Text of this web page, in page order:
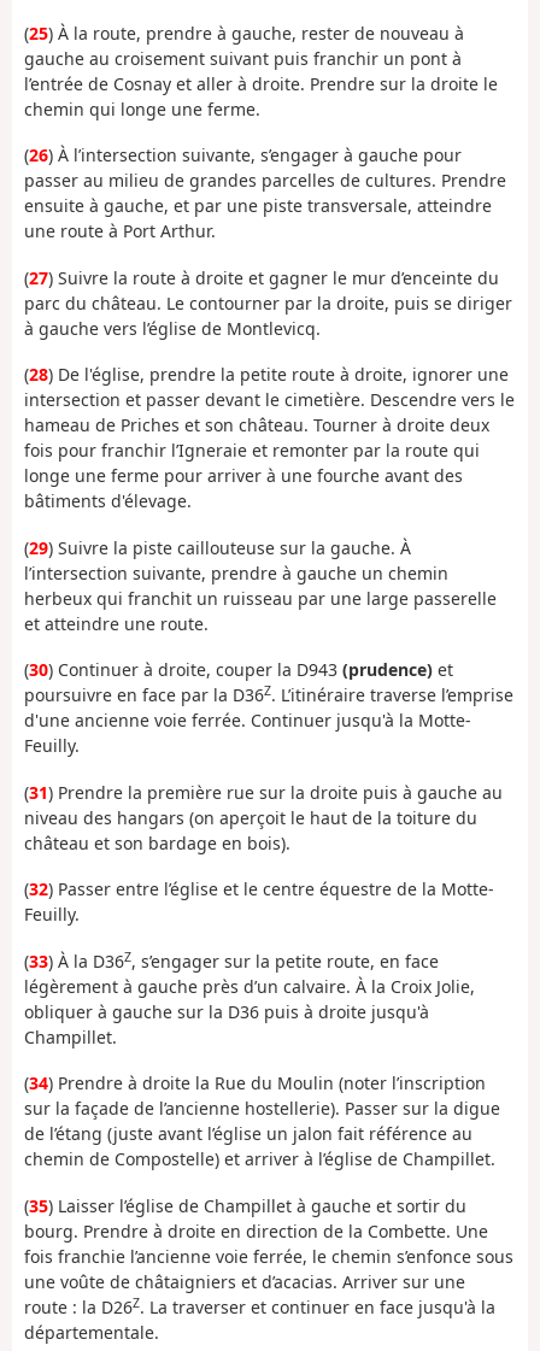
(25) À la route, prendre à gauche, rester de nouveau à
gauche au croisement suivant puis franchir un pont à
l’entrée de Cosnay et aller à droite. Prendre sur la droite le
chemin qui longe une ferme.
(26) À l’intersection suivante, s’engager à gauche pour
passer au milieu de grandes parcelles de cultures. Prendre
ensuite à gauche, et par une piste transversale, atteindre
une route à Port Arthur.
(27) Suivre la route à droite et gagner le mur d’enceinte du
parc du château. Le contourner par la droite, puis se diriger
à gauche vers l’église de Montlevicq.
(28) De l'église, prendre la petite route à droite, ignorer une
intersection et passer devant le cimetière. Descendre vers le
hameau de Priches et son château. Tourner à droite deux
fois pour franchir l’Igneraie et remonter par la route qui
longe une ferme pour arriver à une fourche avant des
bâtiments d'élevage.
(29) Suivre la piste caillouteuse sur la gauche. À
l’intersection suivante, prendre à gauche un chemin
herbeux qui franchit un ruisseau par une large passerelle
et atteindre une route.
(30) Continuer à droite, couper la D943 (prudence) et
poursuivre en face par la D36Z. L’itinéraire traverse l’emprise
d'une ancienne voie ferrée. Continuer jusqu'à la Motte-
Feuilly.
(31) Prendre la première rue sur la droite puis à gauche au
niveau des hangars (on aperçoit le haut de la toiture du
château et son bardage en bois).
(32) Passer entre l’église et le centre équestre de la Motte-
Feuilly.
(33) À la D36Z, s’engager sur la petite route, en face
légèrement à gauche près d’un calvaire. À la Croix Jolie,
obliquer à gauche sur la D36 puis à droite jusqu'à
Champillet.
(34) Prendre à droite la Rue du Moulin (noter l’inscription
sur la façade de l’ancienne hostellerie). Passer sur la digue
de l’étang (juste avant l’église un jalon fait référence au
chemin de Compostelle) et arriver à l’église de Champillet.
(35) Laisser l’église de Champillet à gauche et sortir du
bourg. Prendre à droite en direction de la Combette. Une
fois franchie l’ancienne voie ferrée, le chemin s’enfonce sous
une voûte de châtaigniers et d’acacias. Arriver sur une
route : la D26Z. La traverser et continuer en face jusqu'à la
départementale.